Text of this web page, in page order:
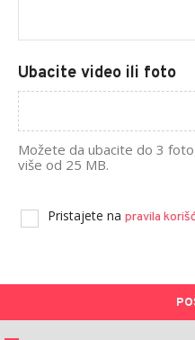
Ubacite video ili foto
Možete da ubacite do 3
više od 25 MB.
Pristajete na pravila